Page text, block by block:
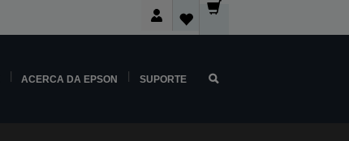
ACERCA DA EPSON SUPORTE